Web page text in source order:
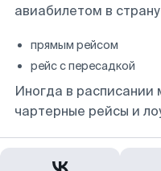
авиабилетом в
прямым рейсом
рейс с пересадкой
Иногда в расписании
чартерные рейсы и